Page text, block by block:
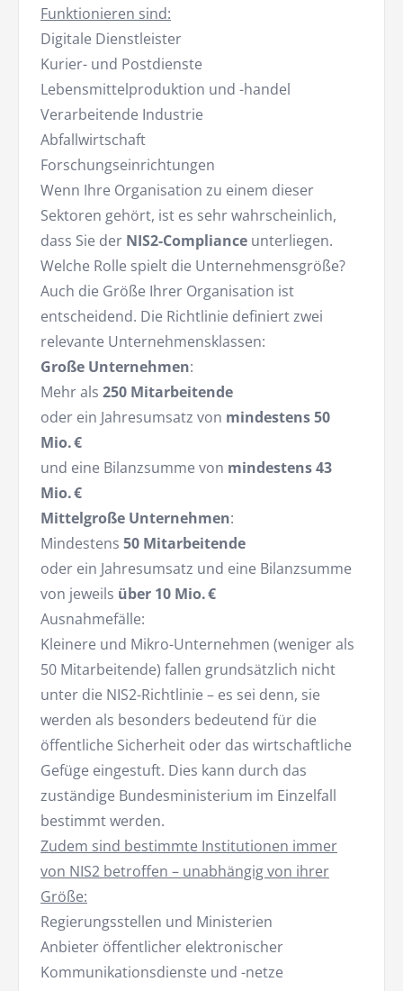
Funktionieren sind:
Digitale Dienstleister
Kurier- und Postdienste
Lebensmittelproduktion und -handel
Verarbeitende Industrie
Abfallwirtschaft
Forschungseinrichtungen
Wenn Ihre Organisation zu einem dieser
Sektoren gehört, ist es sehr wahrscheinlich,
dass Sie der NIS2-Compliance unterliegen.
Welche Rolle spielt die Unternehmensgröße?
Auch die Größe Ihrer Organisation ist
entscheidend. Die Richtlinie definiert zwei
relevante Unternehmensklassen:
Große Unternehmen:
Mehr als 250 Mitarbeitende
oder ein Jahresumsatz von mindestens 50
Mio. €
und eine Bilanzsumme von mindestens 43
Mio. €
Mittelgroße Unternehmen:
Mindestens 50 Mitarbeitende
oder ein Jahresumsatz und eine Bilanzsumme
von jeweils über 10 Mio. €
Ausnahmefälle:
Kleinere und Mikro-Unternehmen (weniger als
50 Mitarbeitende) fallen grundsätzlich nicht
unter die NIS2-Richtlinie – es sei denn, sie
werden als besonders bedeutend für die
öffentliche Sicherheit oder das wirtschaftliche
Gefüge eingestuft. Dies kann durch das
zuständige Bundesministerium im Einzelfall
bestimmt werden.
Zudem sind bestimmte Institutionen immer
von NIS2 betroffen – unabhängig von ihrer
Größe:
Regierungsstellen und Ministerien
Anbieter öffentlicher elektronischer
Kommunikationsdienste und -netze